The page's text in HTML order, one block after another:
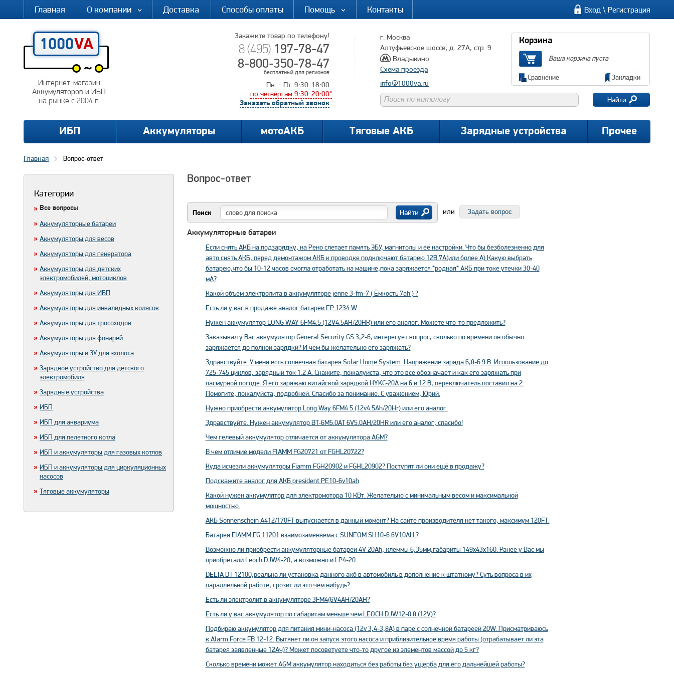
Главная О компании Доставка Способы оплаты Помощь Контакты Вход \ Регистрация
Интернет-магазин
Аккумуляторов и ИБП
на рынке с 2004 г.
Закажите товар по телефону!
8 (495) 197-78-47
8-800-350-78-47
бесплатный для регионов
Пн. - Пт. 9:30-18:00
по четвергам 9:30-20:00*
Заказать обратный звонок
г. Москва
Алтуфьевское шоссе, д. 27А, стр. 9
Владыкино
Схема проезда
info@1000va.ru
Корзина
Ваша корзина пуста
Сравнение Закладки
Найти
ИБП Аккумуляторы мотоАКБ Тяговые АКБ Зарядные устройства Прочее
Главная Вопрос-ответ
Категории
Все вопросы
Аккумуляторные батареи
Аккумуляторы для весов
Аккумуляторы для генератора
Аккумуляторы для детских
электромобилей, мотоциклов
Аккумуляторы для ИБП
Аккумуляторы для инвалидных колясок
Аккумуляторы для тросоходов
Аккумуляторы для фонарей
Аккумуляторы и ЗУ для эхолота
Зарядное устройство для детского
электромобиля
Зарядные устройства
ИБП
ИБП для аквариума
ИБП для пелетного котла
ИБП и аккумуляторы для газовых котлов
ИБП и аккумуляторы для циркуляционных
насосов
Тяговые аккумуляторы
Вопрос-ответ
Поиск Найти или
Аккумуляторные батареи
Если снять АКБ на подзарядку, на Рено слетает память ЭБУ, магнитолы и её настройки. Что бы безболезненно для
авто снять АКБ, перед демонтажом АКБ к проводке подключают батарею 12В 7А(или более А) Какую выбрать
батарею,что бы 10-12 часов смогла отработать на машине,пока заряжается *родная* АКБ при токе утечки 30-40
мА?
Какой объём электролита в аккумуляторе jenne 3-fm-7 ( Ёмкость 7ah ) ?
Есть ли у вас в продаже аналог батареи EP 1234 W
Нужен аккумулятор LONG WAY 6FM4.5 (12V4.5AH/20HR) или его аналог. Можете что-то предложить?
Заказывал у Вас аккумулятор General Security GS 3,2-6, интересует вопрос, сколько по времени он обычно
заряжается до полной зарядки? И чем бы желательно его заряжать?
Здравствуйте. У меня есть солнечная батарея SoIar Home System. Напряжение заряда 6,8-6.9 В. Использование до
725-745 циклов, зарядный ток 1.2 А. Скажите, пожалуйста, что это все обозначает и как его заряжать при
пасмурной погоде. Я его заряжаю китайской зарядкой HYKC-20A на 6 и 12 В, переключатель поставил на 2.
Помогите, пожалуйста, подробней. Спасибо за понимание. С уважением, Юрий.
Нужно приобрести аккумулятор Long Way 6FM4.5 (12v4.5Ah/20Hr) или его аналог.
Здравствуйте. Нужен аккумулятор BT-6M5.0AT 6V5.0AH/20HR или его аналог, спасибо!
Чем гелевый аккумулятор отличается от аккумулятора AGM?
В чем отличие модели FIAMM FG20721 от FGHL20722?
Куда исчезли аккумуляторы Fiamm FGH20902 и FGHL20902? Поступят ли они ещё в продажу?
Подскажите аналог для АКБ president PE10-6v10ah
Какой нужен аккумулятор для электромотора 10 КВт. Желательно с минимальным весом и максимальной
мощностью.
АКБ Sonnenschein A412/170FT выпускается в данный момент? На сайте производителя нет такого, максимум 120FТ.
Батарея FIAMM FG 11201 взаимозаменяема с SUNEOM SH10-6.6V10AH ?
Возможно ли приобрести аккумуляторные батареи 4V 20Ah, клеммы 6,35мм,габариты 149х43х160. Ранее у Вас мы
приобретали Leoch DJW4-20, а возможно и LP4-20
DELTA DT 12100,реальна ли установка данного акб в автомобиль в дополнение к штатному? Суть вопроса в их
параллельной работе, грозит ли это чем нибудь?
Есть ли электролит в аккумуляторе 3FM4(6V4AH/20AH?
Есть ли у вас аккумулятор по габаритам меньше чем LEOCH DJW12-0.8 (12V)?
Подбираю аккумулятор для питания мини-насоса (12v 3,4-3,8А) в паре с солнечной батареей 20W. Присматриваюсь
к Alarm Force FB 12-12. Вытянет ли он запуск этого насоса и приблизительное время работы (отрабатывает ли эта
батарея заявленные 12Ач)? Может посоветуете что-то другое из элементов массой до 5 кг?
Сколько времени может AGM аккумулятор находиться без работы без ущерба для его дальнейшей работы?